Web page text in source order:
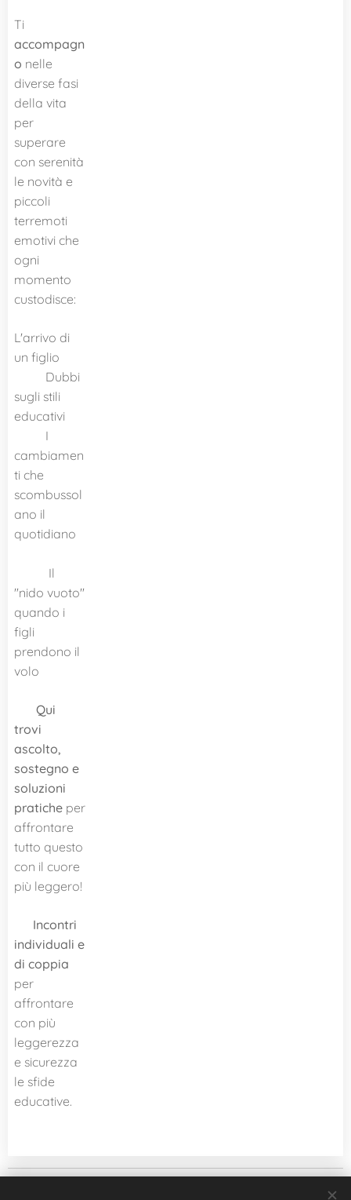
Ti
accompagn
o nelle
diverse fasi
della vita
per
superare
con serenità
le novità e
piccoli
terremoti
emotivi che
ogni
momento
custodisce:
L'arrivo di
un figlio
Dubbi
sugli stili
educativi
I
cambiamen
ti che
scombussol
ano il
quotidiano
Il
"nido vuoto"
quando i
figli
prendono il
volo
Qui
trovi
ascolto,
sostegno e
soluzioni
pratiche per
affrontare
tutto questo
con il cuore
più leggero!
Incontri
individuali e
di coppia
per
affrontare
con più
leggerezza
e sicurezza
le sfide
educative.